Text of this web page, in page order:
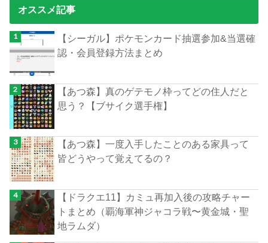
オススメ記事
【シーガル】ポケモンカード抽選参加&当選確
認・会員登録方法まとめ
【あつ森】真のゲテモノ枠ってどの住人だと
思う？【ブサイク選手権】
【あつ森】一度入手したことのある家具って
皆どうやって覚えてるの？
【ドラクエ11】カミュ再加入後の攻略チャー
トまとめ（覇海軍神ジャコラ戦〜黄金城・聖
地ラムダ）